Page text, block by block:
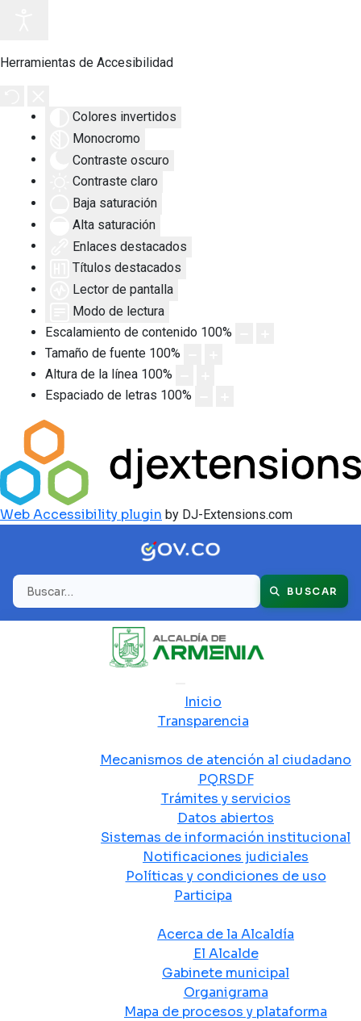
Herramientas de Accesibilidad
Colores invertidos
Monocromo
Contraste oscuro
Contraste claro
Baja saturación
Alta saturación
Enlaces destacados
Títulos destacados
Lector de pantalla
Modo de lectura
Escalamiento de contenido 100%
Tamaño de fuente 100%
Altura de la línea 100%
Espaciado de letras 100%
Web Accessibility plugin by DJ-Extensions.com
Buscar BUSCAR
Inicio
Transparencia
Mecanismos de atención al ciudadano
PQRSDF
Trámites y servicios
Datos abiertos
Sistemas de información institucional
Notificaciones judiciales
Políticas y condiciones de uso
Participa
Acerca de la Alcaldía
El Alcalde
Gabinete municipal
Organigrama
Mapa de procesos y plataforma